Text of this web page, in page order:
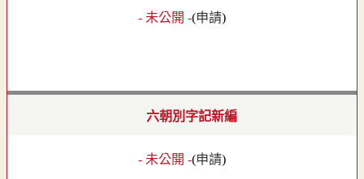
- 未公開 -(申請)
六朝別字記新編
- 未公開 -(申請)